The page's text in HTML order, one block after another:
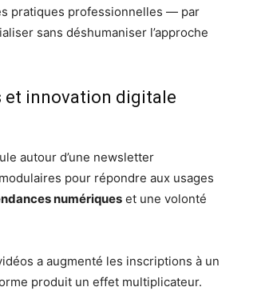
pratiques professionnelles — par
sans déshumaniser l’approche
et innovation digitale
autour d’une newsletter
pour répondre aux usages
numériques et une volonté
a augmenté les inscriptions à un
produit un effet multiplicateur.